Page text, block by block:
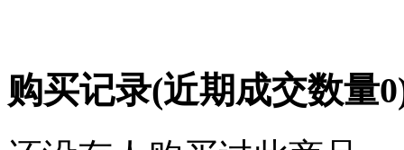
购买记录(近期成交数量0